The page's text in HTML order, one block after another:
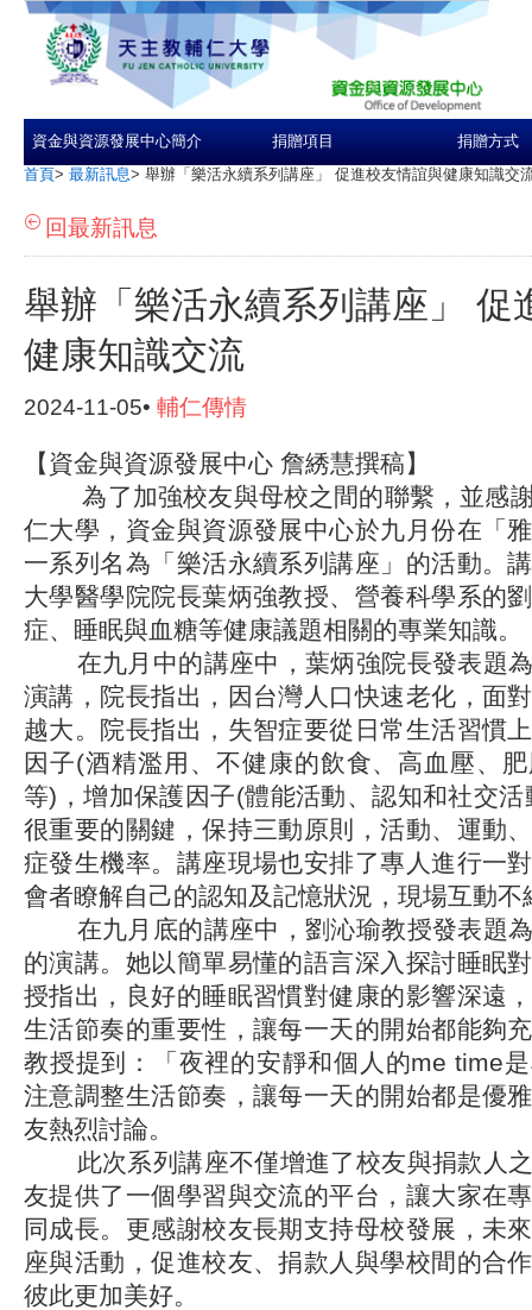
資金與資源發展中心簡介 捐贈項目 捐贈方式
首頁> 最新訊息> 舉辦「樂活永續系列講座」 促進校友情誼與健康知識交
回最新訊息
舉辦「樂活永續系列講座」 促
健康知識交流
2024-11-05• 輔仁傳情
【資金與資源發展中心 詹綉慧撰稿】
為了加強校友與母校之間的聯繫，並感謝
仁大學，資金與資源發展中心於九月份在「
一系列名為「樂活永續系列講座」的活動。
大學醫學院院長葉炳強教授、營養科學系的
症、睡眠與血糖等健康議題相關的專業知識。
在九月中的講座中，葉炳強院長發表題為
演講，院長指出，因台灣人口快速老化，面
越大。院長指出，失智症要從日常生活習慣
因子(酒精濫用、不健康的飲食、高血壓、
等)，增加保護因子(體能活動、認知和社交
很重要的關鍵，保持三動原則，活動、運動
症發生機率。講座現場也安排了專人進行一
會者瞭解自己的認知及記憶狀況，現場互動不
在九月底的講座中，劉沁瑜教授發表題為
的演講。她以簡單易懂的語言深入探討睡眠
授指出，良好的睡眠習慣對健康的影響深遠
生活節奏的重要性，讓每一天的開始都能夠
教授提到：「夜裡的安靜和個人的me time
注意調整生活節奏，讓每一天的開始都是優
友熱烈討論。
此次系列講座不僅增進了校友與捐款人之
友提供了一個學習與交流的平台，讓大家在
同成長。更感謝校友長期支持母校發展，未
座與活動，促進校友、捐款人與學校間的合
彼此更加美好。